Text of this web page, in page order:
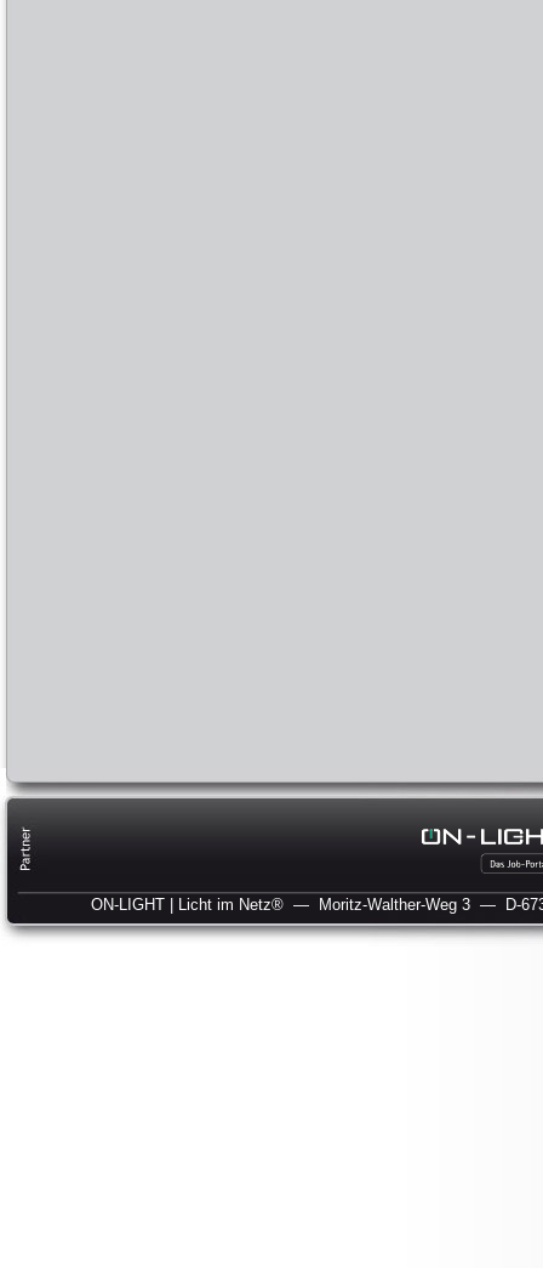
ON-LIGHT | Licht im Netz® — Moritz-Walther-Weg 3 — D-